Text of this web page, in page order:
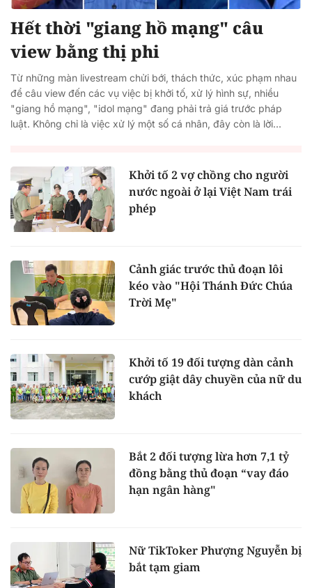
Hết thời "giang hồ mạng" câu
view bằng thị phi
Từ những màn livestream chửi bới, thách thức, xúc phạm nhau
để câu view đến các vụ việc bị khởi tố, xử lý hình sự, nhiều
"giang hồ mạng", "idol mạng" đang phải trả giá trước pháp
luật. Không chỉ là việc xử lý một số cá nhân, đây còn là lời...
Khởi tố 2 vợ chồng cho người
nước ngoài ở lại Việt Nam trái
phép
Cảnh giác trước thủ đoạn lôi
kéo vào "Hội Thánh Đức Chúa
Trời Mẹ"
Khởi tố 19 đối tượng dàn cảnh
cướp giật dây chuyền của nữ du
khách
Bắt 2 đối tượng lừa hơn 7,1 tỷ
đồng bằng thủ đoạn “vay đáo
hạn ngân hàng"
Nữ TikToker Phượng Nguyễn bị
bắt tạm giam